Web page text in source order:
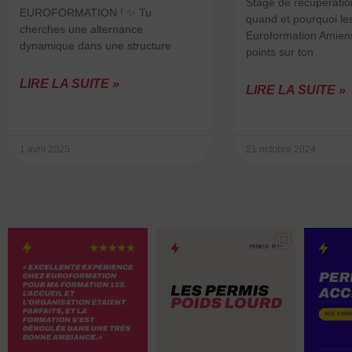
EUROFORMATION ! ✨ Tu
cherches une alternance
dynamique dans une structure
LIRE LA SUITE »
1 avril 2025
quand et pourquoi
Euroformation
points sur ton
LIRE LA SUITE »
21 octobre 2024